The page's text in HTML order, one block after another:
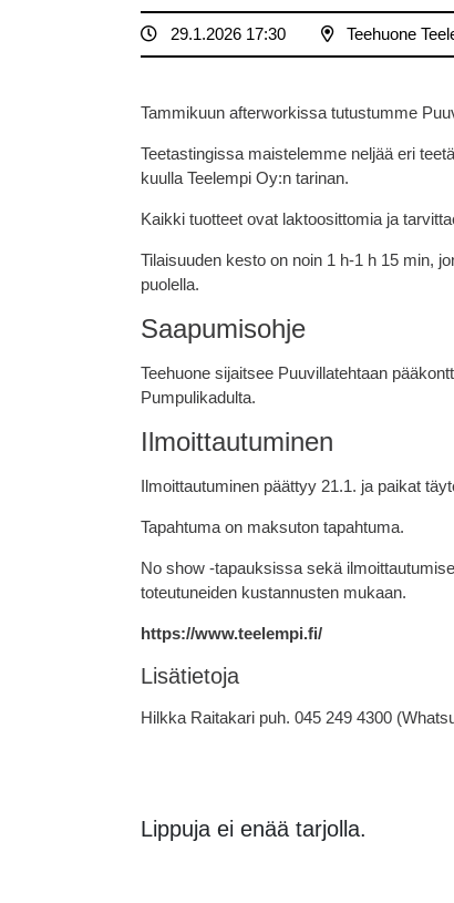
29.1.2026 17:30 Teehuone
Tammikuun afterworkissa tutustumme
Teetastingissa maistelemme neljää eri
kuulla Teelempi Oy:n tarinan.
Kaikki tuotteet ovat laktoosittomia ja
Tilaisuuden kesto on noin 1 h-1 h 15 min,
puolella.
Saapumisohje
Teehuone sijaitsee Puuvillatehtaan
Pumpulikadulta.
Ilmoittautuminen
Ilmoittautuminen päättyy 21.1. ja paikat
Tapahtuma on maksuton tapahtuma.
No show -tapauksissa sekä
toteutuneiden kustannusten mukaan.
https://www.teelempi.fi/
Lisätietoja
Hilkka Raitakari puh. 045 249 4300
Lippuja ei enää tarjolla.